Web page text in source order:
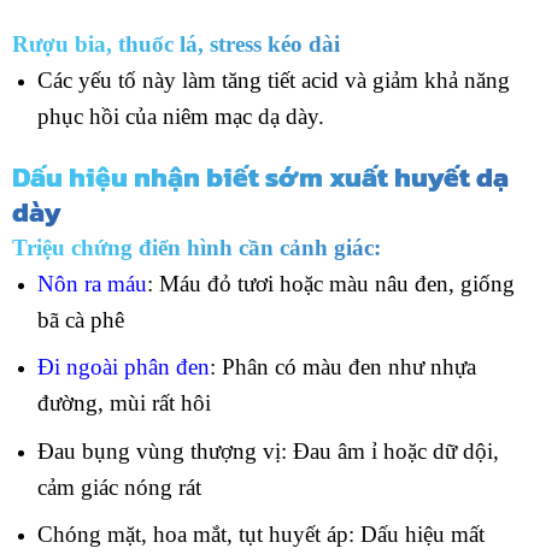
Rượu bia, thuốc lá, stress kéo dài
Các yếu tố này làm tăng tiết acid và giảm khả năng
phục hồi của niêm mạc dạ dày.
Dấu hiệu nhận biết sớm xuất huyết dạ
dày
Triệu chứng điển hình cần cảnh giác:
Nôn ra máu: Máu đỏ tươi hoặc màu nâu đen, giống
bã cà phê
Đi ngoài phân đen: Phân có màu đen như nhựa
đường, mùi rất hôi
Đau bụng vùng thượng vị: Đau âm ỉ hoặc dữ dội,
cảm giác nóng rát
Chóng mặt, hoa mắt, tụt huyết áp: Dấu hiệu mất